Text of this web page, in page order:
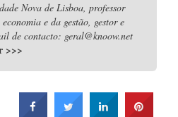
Nova de Lisboa, professor
e da gestão, gestor e
de contacto: geral@knoow.net
>>>